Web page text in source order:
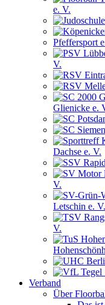
e. V.
Pfeffersport
V.
Glienicke e.
Dachse e. V.
V.
Letschin e. V.
V.
Verband
Über